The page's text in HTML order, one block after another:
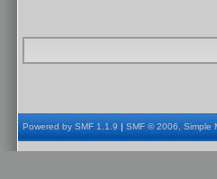
Powered by SMF 1.1.9|SMF © 2006, Simple